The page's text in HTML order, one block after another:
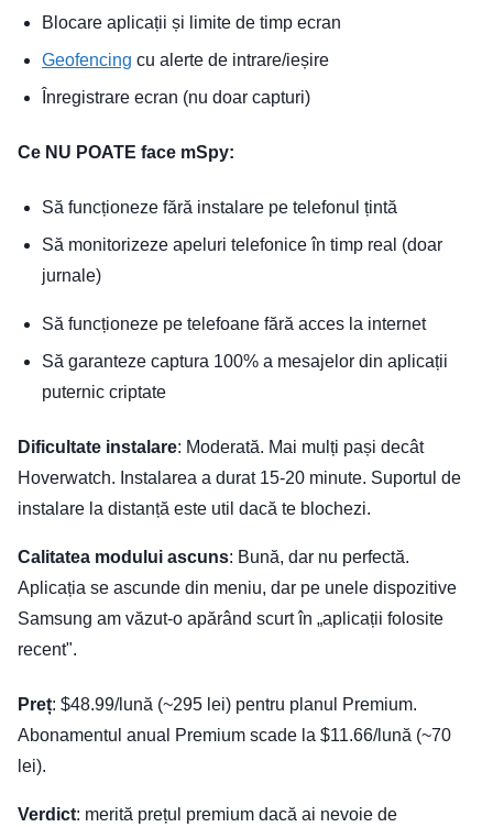
Blocare aplicații și limite de timp ecran
Geofencing cu alerte de intrare/ieșire
Înregistrare ecran (nu doar capturi)
Ce NU POATE face mSpy:
Să funcționeze fără instalare pe telefonul țintă
Să monitorizeze apeluri telefonice în timp real (doar
jurnale)
Să funcționeze pe telefoane fără acces la internet
Să garanteze captura 100% a mesajelor din aplicații
puternic criptate
Dificultate instalare: Moderată. Mai mulți pași decât
Hoverwatch. Instalarea a durat 15-20 minute. Suportul de
instalare la distanță este util dacă te blochezi.
Calitatea modului ascuns: Bună, dar nu perfectă.
Aplicația se ascunde din meniu, dar pe unele dispozitive
Samsung am văzut-o apărând scurt în „aplicații folosite
recent".
Preț: $48.99/lună (~295 lei) pentru planul Premium.
Abonamentul anual Premium scade la $11.66/lună (~70
lei).
Verdict: merită prețul premium dacă ai nevoie de